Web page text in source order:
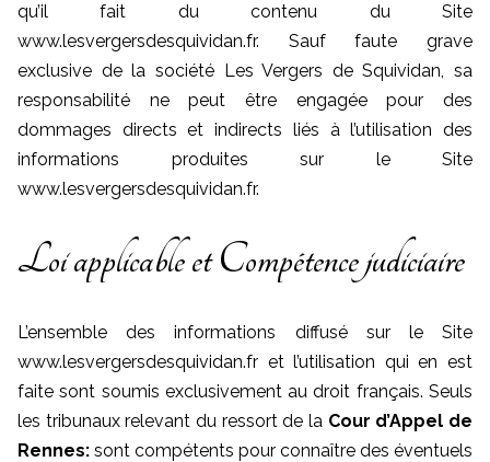
qu’il fait du contenu du Site
www.lesvergersdesquividan.fr. Sauf faute grave
exclusive de la société Les Vergers de Squividan, sa
responsabilité ne peut être engagée pour des
dommages directs et indirects liés à l’utilisation des
informations produites sur le Site
www.lesvergersdesquividan.fr.
Loi applicable et Compétence judiciaire
L’ensemble des informations diffusé sur le Site
www.lesvergersdesquividan.fr et l’utilisation qui en est
faite sont soumis exclusivement au droit français. Seuls
les tribunaux relevant du ressort de la Cour d’Appel de
Rennes: sont compétents pour connaître des éventuels